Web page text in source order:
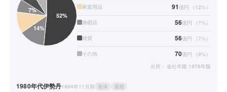
家庭用品 91億円 （ 12%）
身廻品 56億円 （7%）
雑貨 56億円 （7%）
その他 70億円 （9%）
出所： 会社年鑑 1976年版
1980年代伊勢丹1984年11月期 単体
通期